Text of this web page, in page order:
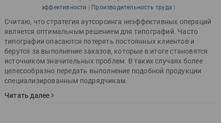
эффективности | Производительность труда |
Считаю, что стратегия аутсорсинга неэффективных операций
является оптимальным решением для типографий. Часто
типографии опасаются потерять постоянных клиентов и
берутся за выполнение заказов, которые в итоге становятся
источником значительных проблем. В таких случаях более
целесообразно передать выполнение подобной продукции
специализированным подрядчикам.
Читать далее